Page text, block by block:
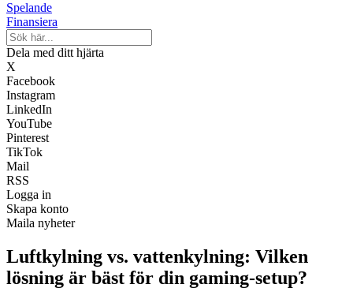
Spelande
Finansiera
Dela med ditt hjärta
X
Facebook
Instagram
LinkedIn
YouTube
Pinterest
TikTok
Mail
RSS
Logga in
Skapa konto
Maila nyheter
Luftkylning vs. vattenkylning: Vilken
lösning är bäst för din gaming‑setup?